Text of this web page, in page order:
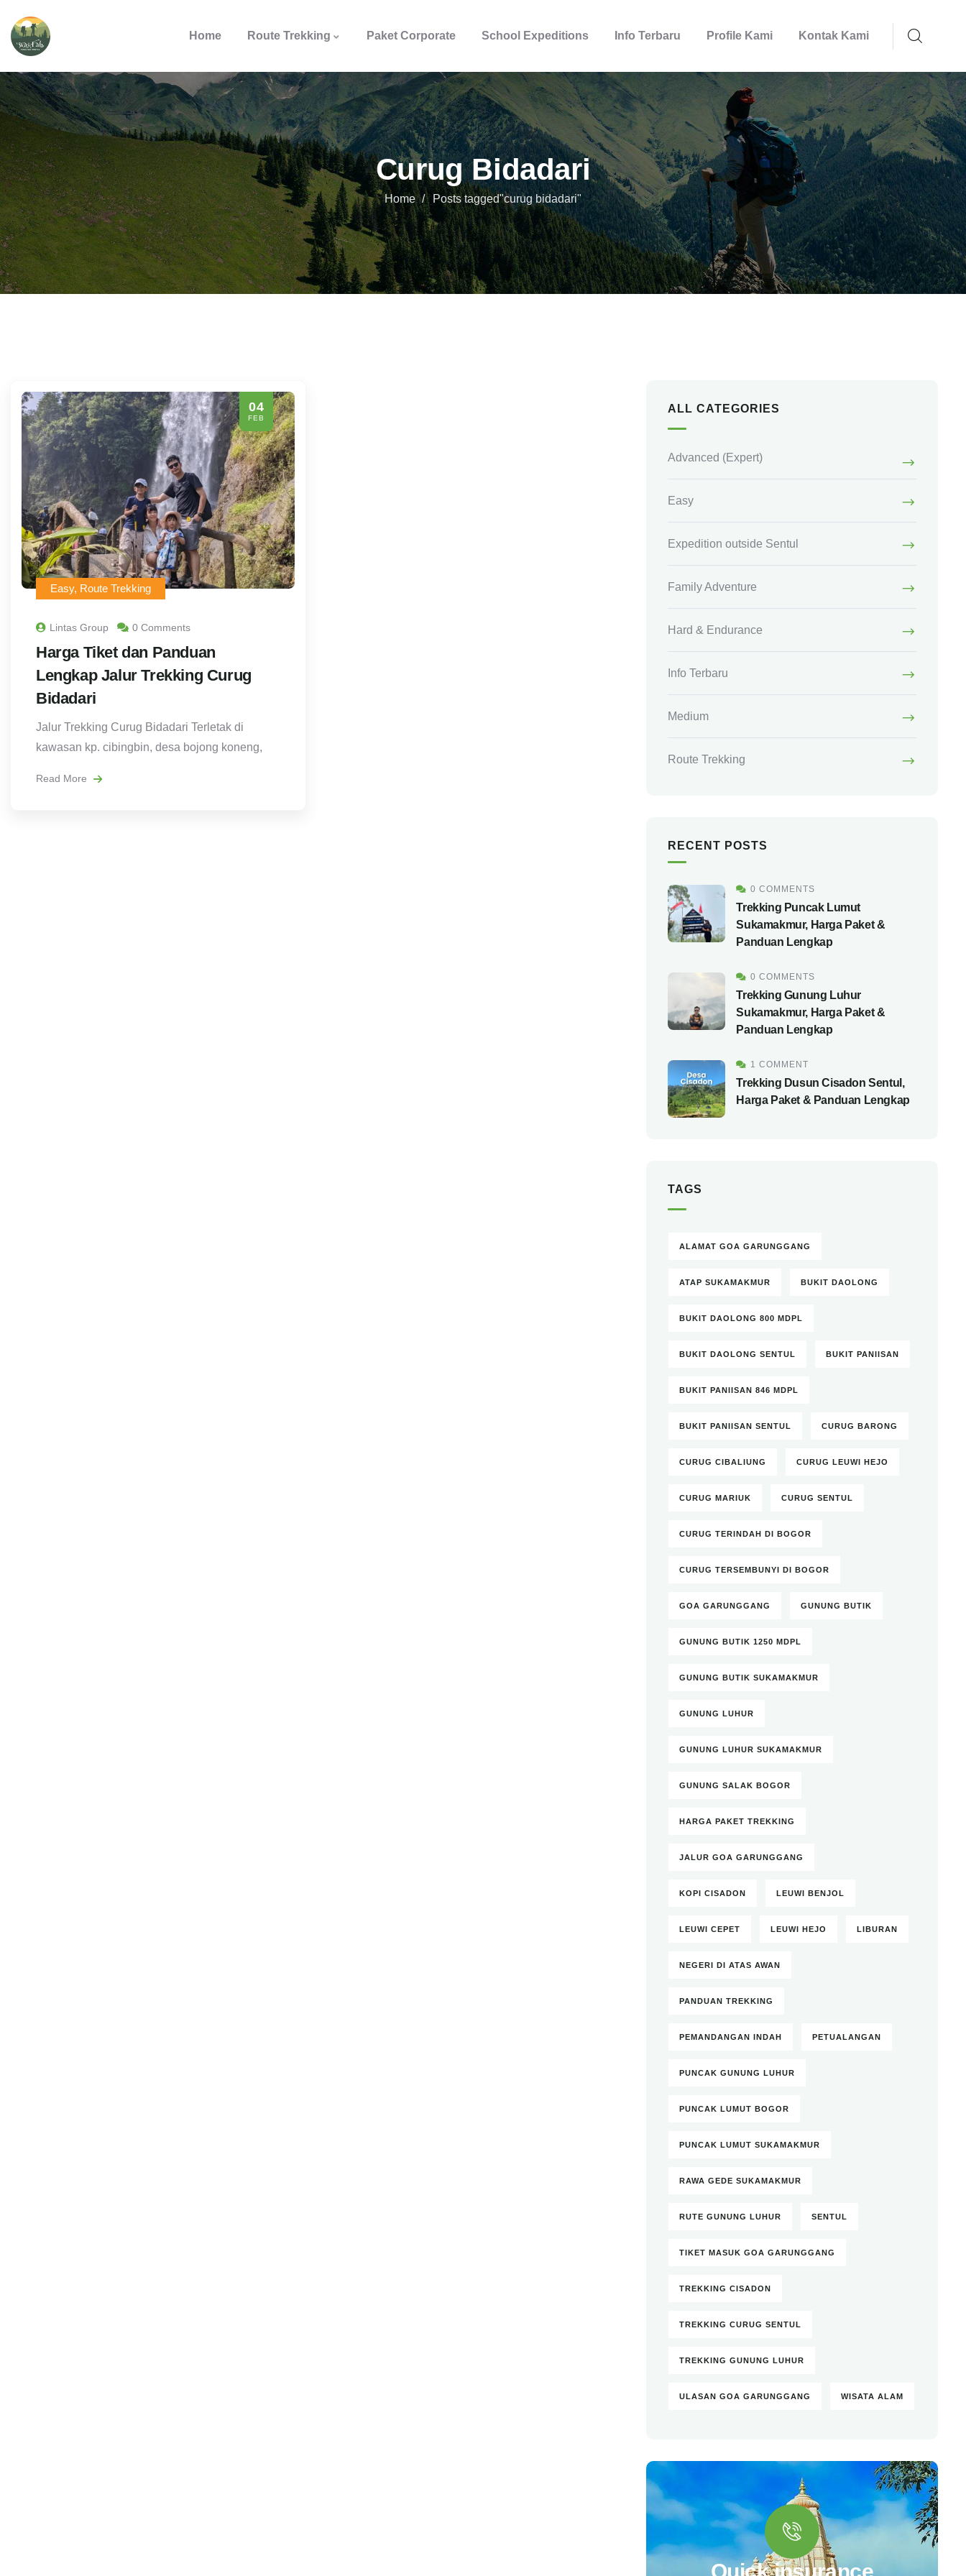
Home Route Trekking Paket Corporate School Expeditions Info Terbaru Profile Kami Kontak Kami
Curug Bidadari
Home Posts tagged"curug bidadari"
04
FEB
Easy, Route Trekking
Lintas Group 0 Comments
Harga Tiket dan Panduan
Lengkap Jalur Trekking Curug
Bidadari
Jalur Trekking Curug Bidadari Terletak di
kawasan kp. cibingbin, desa bojong koneng,
Read More
ALL CATEGORIES
Advanced (Expert)
Easy
Expedition outside Sentul
Family Adventure
Hard & Endurance
Info Terbaru
Medium
Route Trekking
RECENT POSTS
0 COMMENTS
Trekking Puncak Lumut
Sukamakmur, Harga Paket &
Panduan Lengkap
0 COMMENTS
Trekking Gunung Luhur
Sukamakmur, Harga Paket &
Panduan Lengkap
1 COMMENT
Trekking Dusun Cisadon Sentul,
Harga Paket & Panduan Lengkap
TAGS
ALAMAT GOA GARUNGGANG
ATAP SUKAMAKMUR BUKIT DAOLONG
BUKIT DAOLONG 800 MDPL
BUKIT DAOLONG SENTUL BUKIT PANIISAN
BUKIT PANIISAN 846 MDPL
BUKIT PANIISAN SENTUL CURUG BARONG
CURUG CIBALIUNG CURUG LEUWI HEJO
CURUG MARIUK CURUG SENTUL
CURUG TERINDAH DI BOGOR
CURUG TERSEMBUNYI DI BOGOR
GOA GARUNGGANG GUNUNG BUTIK
GUNUNG BUTIK 1250 MDPL
GUNUNG BUTIK SUKAMAKMUR
GUNUNG LUHUR
GUNUNG LUHUR SUKAMAKMUR
GUNUNG SALAK BOGOR
HARGA PAKET TREKKING
JALUR GOA GARUNGGANG
KOPI CISADON LEUWI BENJOL
LEUWI CEPET LEUWI HEJO LIBURAN
NEGERI DI ATAS AWAN
PANDUAN TREKKING
PEMANDANGAN INDAH PETUALANGAN
PUNCAK GUNUNG LUHUR
PUNCAK LUMUT BOGOR
PUNCAK LUMUT SUKAMAKMUR
RAWA GEDE SUKAMAKMUR
RUTE GUNUNG LUHUR SENTUL
TIKET MASUK GOA GARUNGGANG
TREKKING CISADON
TREKKING CURUG SENTUL
TREKKING GUNUNG LUHUR
ULASAN GOA GARUNGGANG WISATA ALAM